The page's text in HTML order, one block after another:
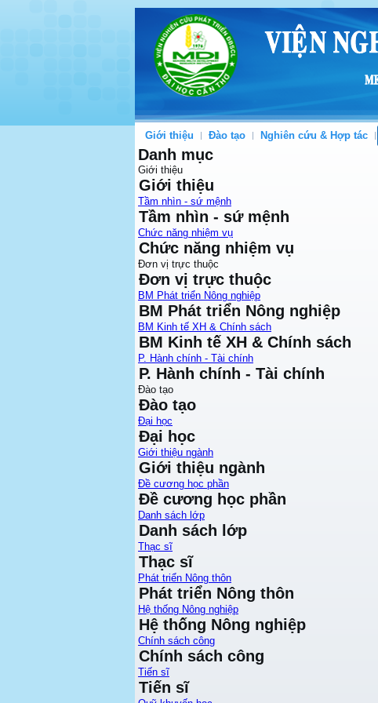
Giới thiệu Đào tạo Nghiên cứu & Hợp tác
Danh mục
Giới thiệu
Giới thiệu
Tầm nhìn - sứ mệnh
Tầm nhìn - sứ mệnh
Chức năng nhiệm vụ
Chức năng nhiệm vụ
Đơn vị trực thuộc
Đơn vị trực thuộc
BM Phát triển Nông nghiệp
BM Phát triển Nông nghiệp
BM Kinh tế XH & Chính sách
BM Kinh tế XH & Chính sách
P. Hành chính - Tài chính
P. Hành chính - Tài chính
Đào tạo
Đào tạo
Đại học
Đại học
Giới thiệu ngành
Giới thiệu ngành
Đề cương học phần
Đề cương học phần
Danh sách lớp
Danh sách lớp
Thạc sĩ
Thạc sĩ
Phát triển Nông thôn
Phát triển Nông thôn
Hệ thống Nông nghiệp
Hệ thống Nông nghiệp
Chính sách công
Chính sách công
Tiến sĩ
Tiến sĩ